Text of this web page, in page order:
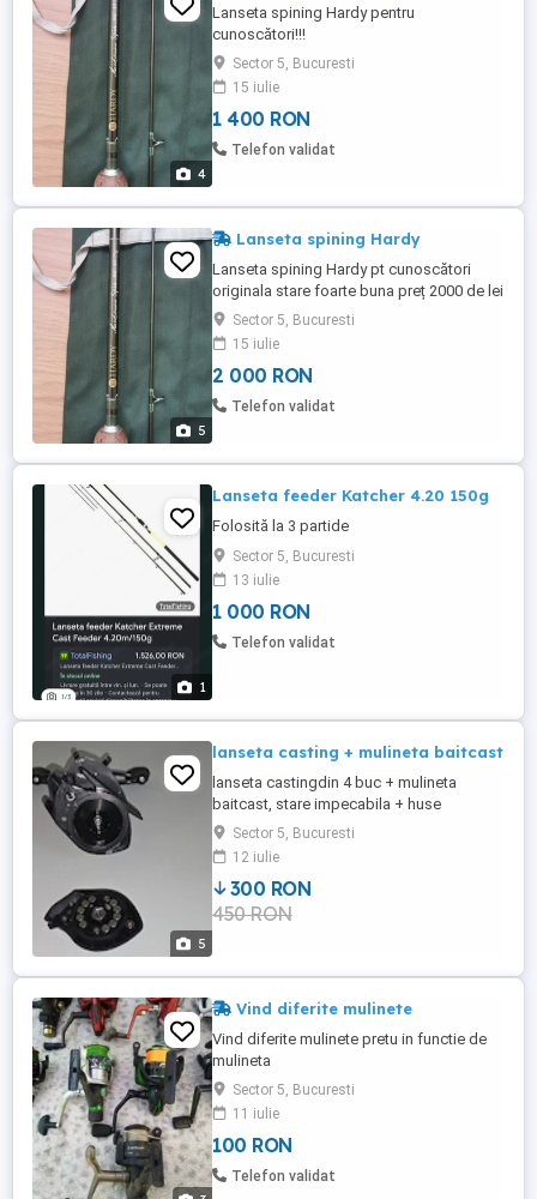
4
Lanseta spining Hardy pentru
cunoscători!!!
Sector 5, Bucuresti
15 iulie
1 400 RON
Telefon validat
5
Lanseta spining Hardy
Lanseta spining Hardy pt cunoscători
originala stare foarte buna preț 2000 de lei
Sector 5, Bucuresti
15 iulie
2 000 RON
Telefon validat
1
Lanseta feeder Katcher 4.20 150g
Folosită la 3 partide
Sector 5, Bucuresti
13 iulie
1 000 RON
Telefon validat
5
lanseta casting + mulineta baitcast
lanseta castingdin 4 buc + mulineta
baitcast, stare impecabila + huse
Sector 5, Bucuresti
12 iulie
300 RON
450 RON
Vind diferite mulinete
Vind diferite mulinete pretu in functie de
mulineta
Sector 5, Bucuresti
11 iulie
100 RON
Telefon validat